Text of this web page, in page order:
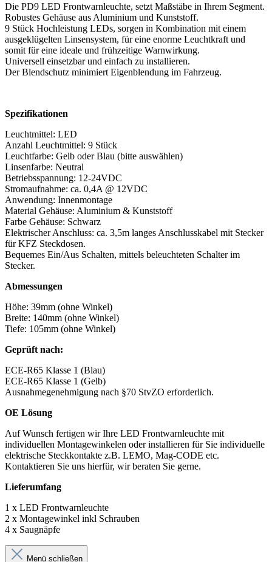
Die PD9 LED Frontwarnleuchte, setzt Maßstäbe in Ihrem Segment.
Robustes Gehäuse aus Aluminium und Kunststoff.
9 Stück Hochleistung LEDs, sorgen in Kombination mit einem
ausgeklügelten Linsensystem, für eine enorme Leuchtkraft und
somit für eine ideale und frühzeitige Warnwirkung.
Universell einsetzbar und einfach zu installieren.
Der Blendschutz minimiert Eigenblendung im Fahrzeug.
Spezifikationen
Leuchtmittel: LED
Anzahl Leuchtmittel: 9 Stück
Leuchtfarbe: Gelb oder Blau (bitte auswählen)
Linsenfarbe: Neutral
Betriebsspannung: 12-24VDC
Stromaufnahme: ca. 0,4A @ 12VDC
Anwendung: Innenmontage
Material Gehäuse: Aluminium & Kunststoff
Farbe Gehäuse: Schwarz
Elektrischer Anschluss: ca. 3,5m langes Anschlusskabel mit Stecker
für KFZ Steckdosen.
Bequemes Ein/Aus Schalten, mittels beleuchteten Schalter im
Stecker.
Abmessungen
Höhe: 39mm (ohne Winkel)
Breite: 140mm (ohne Winkel)
Tiefe: 105mm (ohne Winkel)
Geprüft nach:
ECE-R65 Klasse 1 (Blau)
ECE-R65 Klasse 1 (Gelb)
Ausnahmegenehmigung nach §70 StvZO erforderlich.
OE Lösung
Auf Wunsch fertigen wir Ihre LED Frontwarnleuchte mit
individuellen Montagewinkelen oder installieren für Sie individuelle
elektrische Steckkontakte z.B. LEMO, Mag-CODE etc.
Kontaktieren Sie uns hierfür, wir beraten Sie gerne.
Lieferumfang
1 x LED Frontwarnleuchte
2 x Montagewinkel inkl Schrauben
4 x Saugnäpfe
Menü schließen